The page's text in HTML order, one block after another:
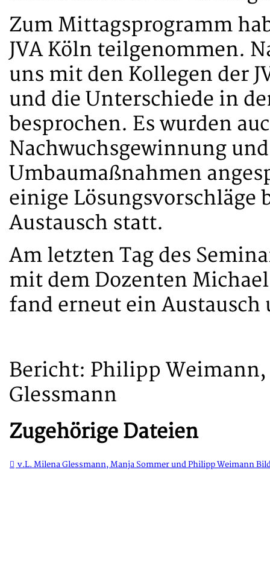
Zum Mittagsprogramm
JVA Köln teilgenommen.
uns mit den Kollegen der
und die Unterschiede in
besprochen. Es wurden
Nachwuchsgewinnung
Umbaumaßnahmen
einige Lösungsvorschläge
Austausch statt.
Am letzten Tag des
mit dem Dozenten
fand erneut ein
Bericht: Philipp
Glessmann
Zugehörige Dateien
v.L. Milena Glessmann, Manja Sommer und Philipp Weimann